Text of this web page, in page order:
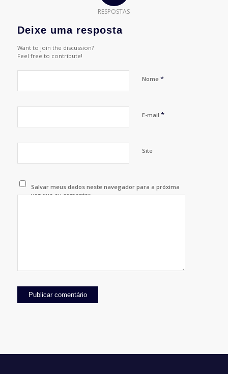
RESPOSTAS
Deixe uma resposta
Want to join the discussion?
Feel free to contribute!
Nome *
E-mail *
Site
Salvar meus dados neste navegador para a próxima
vez que eu comentar.